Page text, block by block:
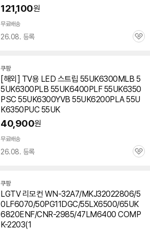
121,100원
무료배송
26.08. 등록
관
쿠팡
[해외] TV용 LED 스트립 55UK6300MLB 5
5UK6300PLB 55UK6400PLF 55UK6350
PSC 55UK6300YVB 55UK6200PLA 55U
K6350PUC 55UK
40,900원
무료배송
26.08. 등록
관
쿠팡
LGTV 리모컨 WN-32A7/MKJ32022806/5
0LF6070/50PG11DGC/55LX6500/65UK
6820ENF/CNR-2985/47LM6400 COMP
K-2203(1